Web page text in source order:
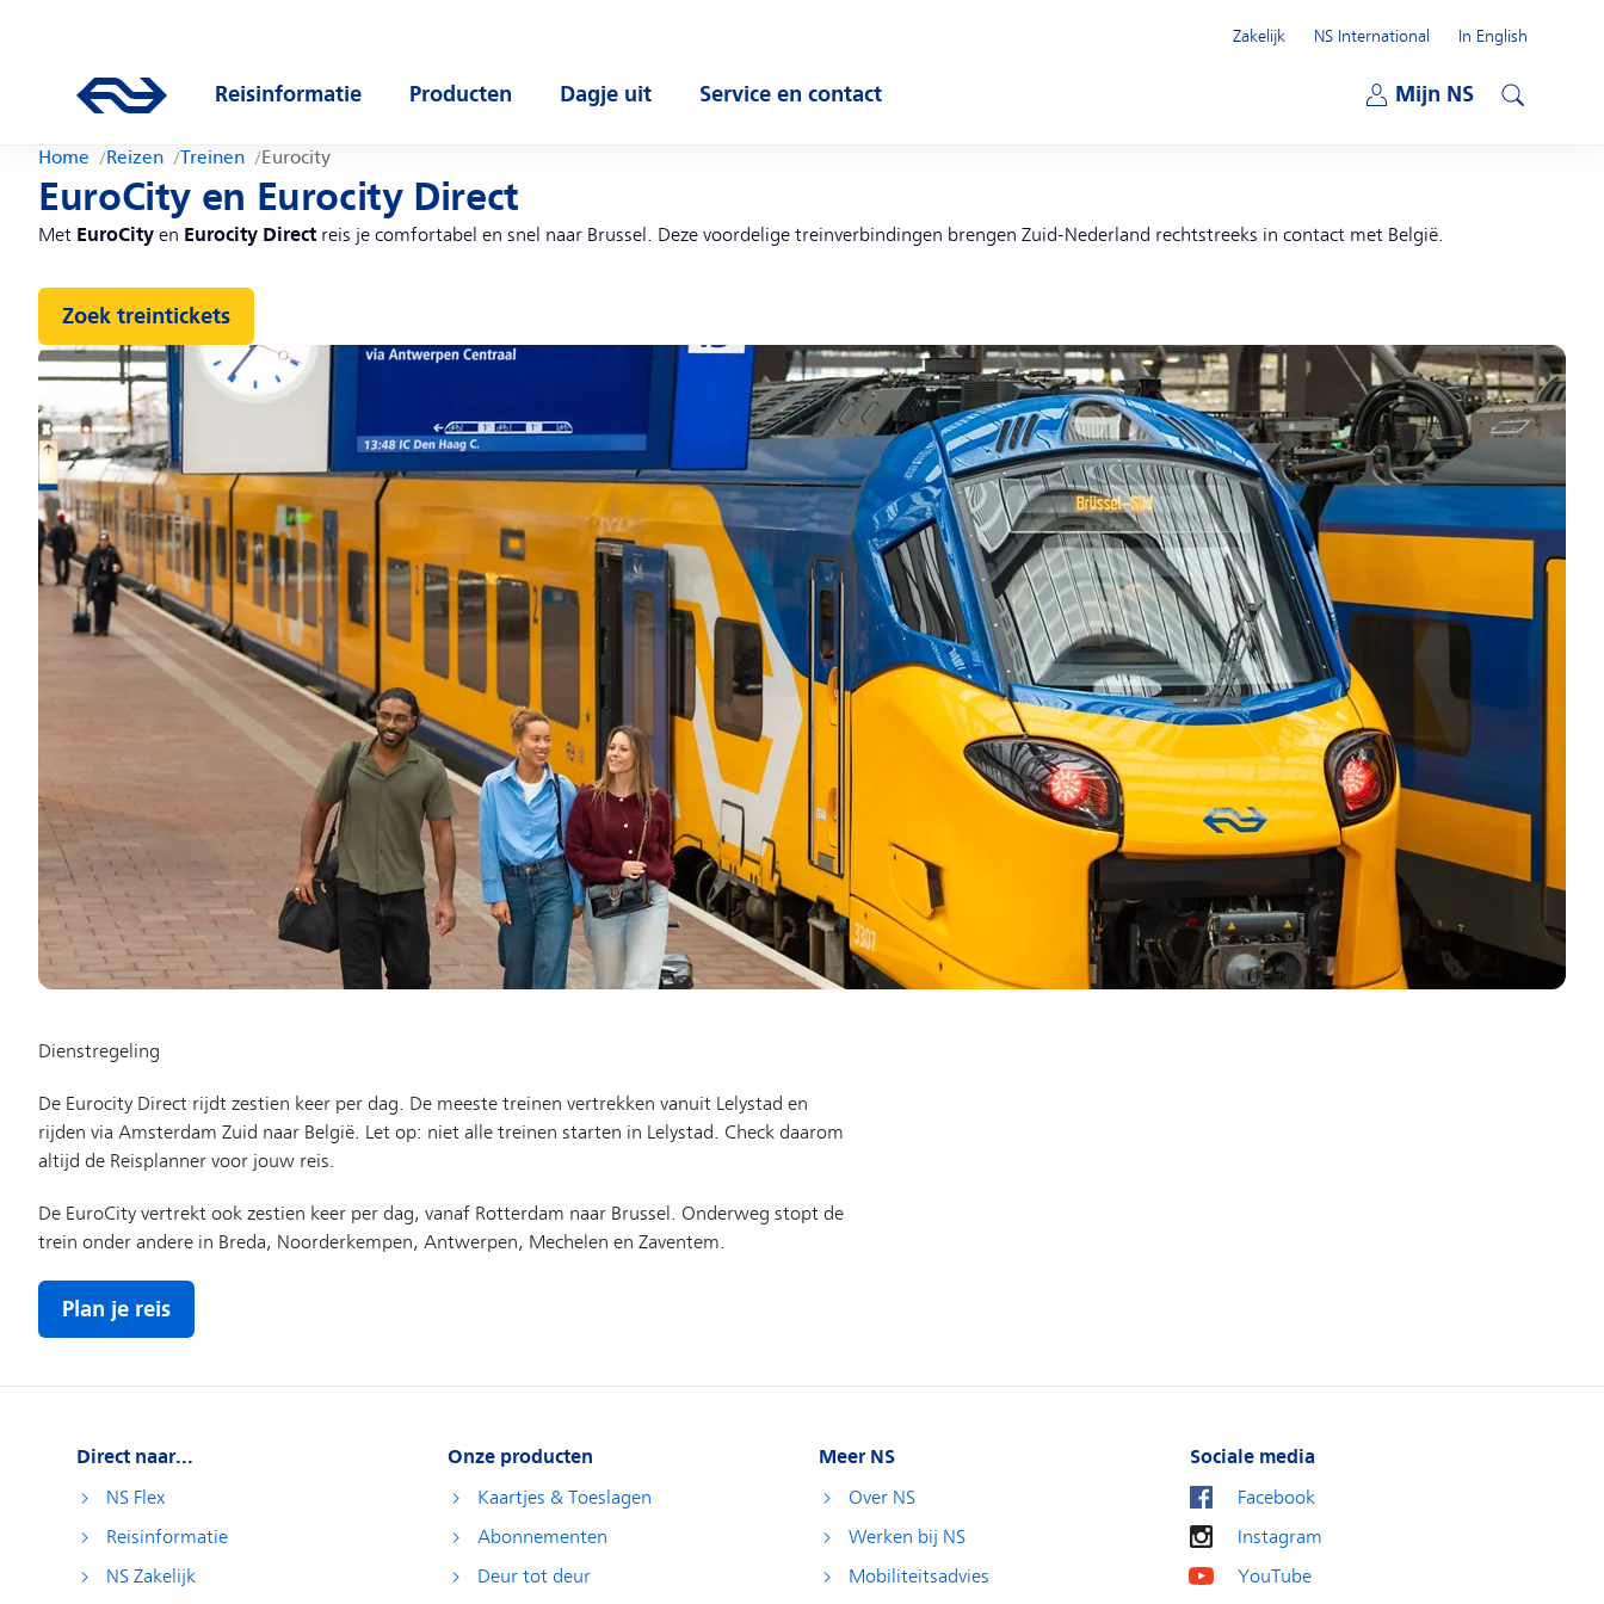
Ga naar de homepage van ns.nl
Reisinformatie
Producten
Dagje uit
Service en contact
Mijn NS
Zakelijk
NS International
In English
Home Reizen Treinen Eurocity
EuroCity en Eurocity Direct
Met EuroCity en Eurocity Direct reis je comfortabel en snel naar Brussel. Deze voordelige treinverbindingen brengen Zuid-Nederland rechtstreeks in contact met België.
Zoek treintickets
Direct naar...
NS Flex
Reisinformatie
NS Zakelijk
Onze producten
Kaartjes & Toeslagen
Abonnementen
Deur tot deur
Meer NS
Over NS
Werken bij NS
Mobiliteitsadvies
Sociale media
Facebook
Instagram
YouTube